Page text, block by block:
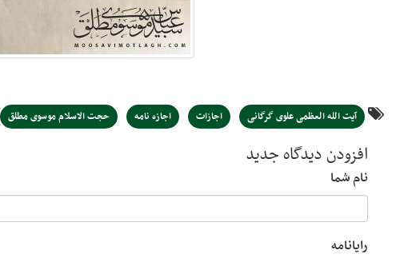
آیت الله العظمی علوی گرگانی اجازات اجازه نامه حجت الاسلام موسوی مطلق
افزودن دیدگاه جدید
نام شما
رایانامه